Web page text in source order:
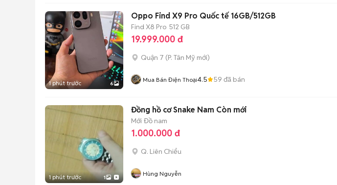
1 phút trước 6
Oppo Find X9 Pro Quốc tế 16GB/512GB
Find X8 Pro 512 GB
19.999.000 đ
Quận 7 (P. Tân Mỹ mới)
Mua Bán Điện Thoại4.5 59 đã bán
1 phút trước 1
Đồng hồ cơ Snake Nam Còn mới
Mới Đồ nam
1.000.000 đ
Q. Liên Chiểu
Hùng Nguyễn